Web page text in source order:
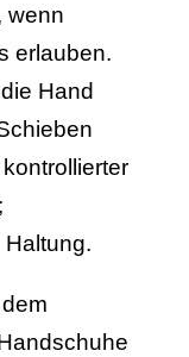
wenn
erlauben.
Hand